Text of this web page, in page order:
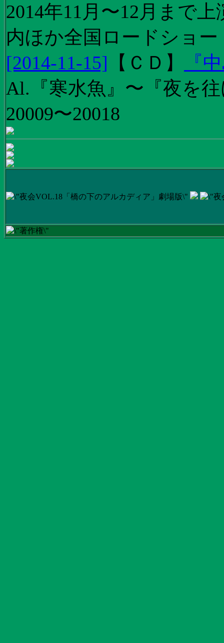
2014年11月〜12月まで
内ほか全国ロードショー
[2014-11-15] 【 ＣＤ 】
『
Al.『寒水魚』〜『夜を
20009〜20018